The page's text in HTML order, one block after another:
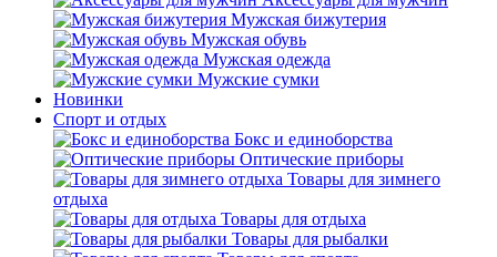
Мужская бижутерия
Мужская обувь
Мужская одежда
Мужские сумки
Новинки
Спорт и отдых
Бокс и единоборства
Оптические приборы
Товары для зимнего
отдыха
Товары для отдыха
Товары для рыбалки